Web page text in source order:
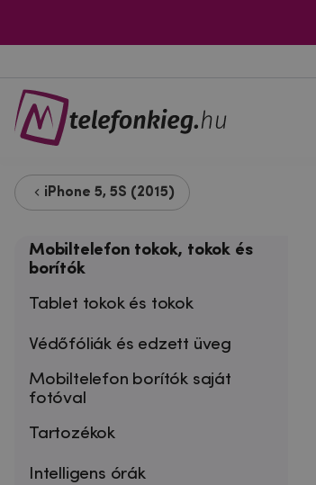
iPhone 5, 5S (2015)
Mobiltelefon tokok, tokok és
borítók
Tablet tokok és tokok
Védőfóliák és edzett üveg
Mobiltelefon borítók saját
fotóval
Tartozékok
Intelligens órák